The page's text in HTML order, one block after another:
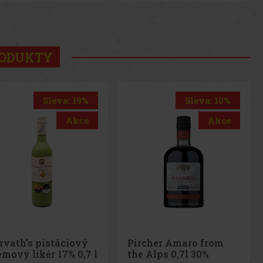
Sleva: 10%
Akce
Amaro from
Alps 0,7l 30%
Sleva: 19%
Akce
Horvath's čoko-
třešňový krémový